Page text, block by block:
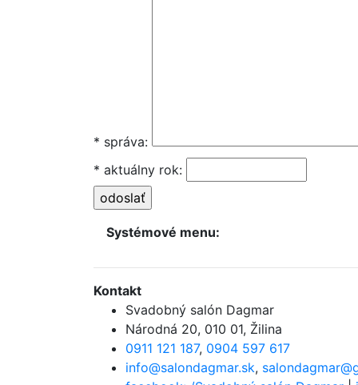
* správa:
* aktuálny rok:
Systémové menu:
Kontakt
Svadobný salón Dagmar
Národná 20, 010 01, Žilina
0911 121 187, 0904 597 617
info@salondagmar.sk,